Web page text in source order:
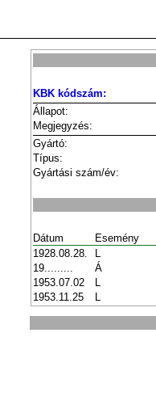
KBK kódszám:
Állapot:
Megjegyzés:
Gyártó:
Típus:
Gyártási szám/év:
Dátum Esemény
1928.08.28.
L
19.........
Á
1953.07.02
L
1953.11.25
L